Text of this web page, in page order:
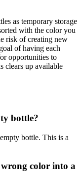
as temporary storage
with the color you
risk of creating new
of having each
opportunities to
clears up available
bottle?
bottle. This is a
color into a